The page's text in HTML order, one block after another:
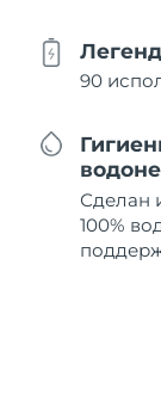
90
Сделан
100%